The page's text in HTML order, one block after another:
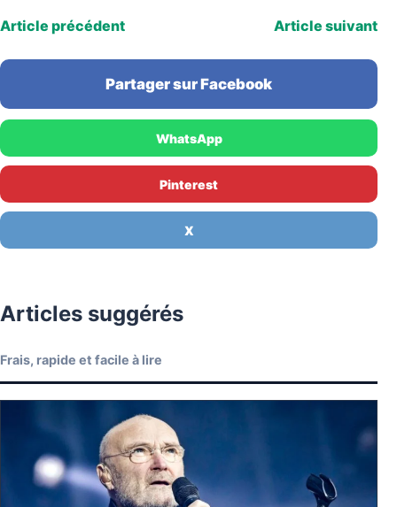
Article précédent Article suivant
Partager sur Facebook
WhatsApp
Pinterest
X
Articles suggérés
Frais, rapide et facile à lire